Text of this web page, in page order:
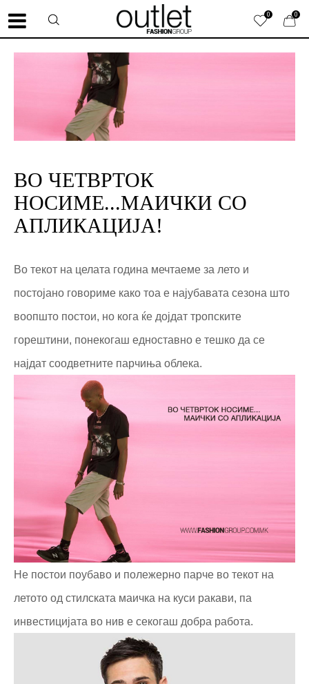
0
0
ВО ЧЕТВРТОК
НОСИМЕ...МАИЧКИ СО
АПЛИКАЦИЈА!
Во текот на целата година мечтаеме за лето и
постојано говориме како тоа е најубавата сезона што
воопшто постои, но кога ќе дојдат тропските
горештини, понекогаш едноставно е тешко да се
најдат соодветните парчиња облека.
Не постои поубаво и полежерно парче во текот на
летото од стилската маичка на куси ракави, па
инвестицијата во нив е секогаш добра работа.